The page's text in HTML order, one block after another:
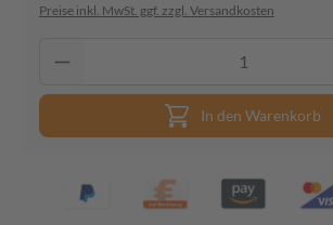
Preise inkl. MwSt. ggf. zzgl. Versandkosten
In den Warenkorb